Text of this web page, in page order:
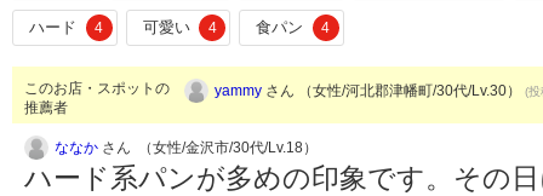
ハード 4 可愛い 4 食パン 4
このお店・スポットの
推薦者
yammy さん （女性/河北郡津幡町/30代/Lv.30） (
ななか さん （女性/金沢市/30代/Lv.18）
ハード系パンが多めの印象です。その